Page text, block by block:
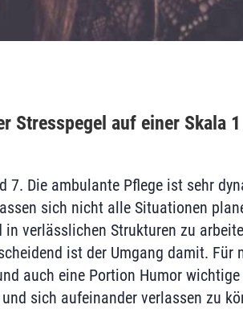
Stresspegel auf einer Skala
7. Die ambulante Pflege ist sehr
sich nicht alle Situationen
in verlässlichen Strukturen zu
ist der Umgang damit.
auch eine Portion Humor
sich aufeinander verlassen zu